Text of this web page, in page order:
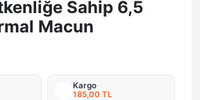
Sahip 6,5
Macun
Kargo
185,00 TL